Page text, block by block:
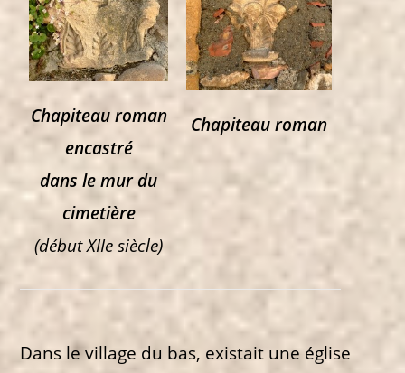
Chapiteau roman
encastré
dans le mur du
cimetière
(début XIIe siècle)
Chapiteau roman
Dans le village du bas, existait une église